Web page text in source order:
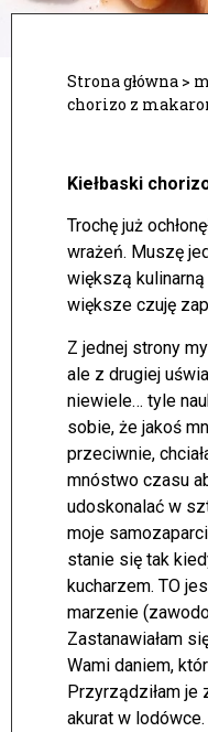
Strona główna >
chorizo z
Kiełbaski
Trochę już
wrażeń. Muszę
większą
większe czuję
Z jednej strony
ale z drugiej
niewiele… tyle
sobie, że jakoś
przeciwnie,
mnóstwo czasu
udoskonalać w
moje
stanie się tak
kucharzem. TO
marzenie
Zastanawiałam
Wami daniem,
Przyrządziłam je
akurat w